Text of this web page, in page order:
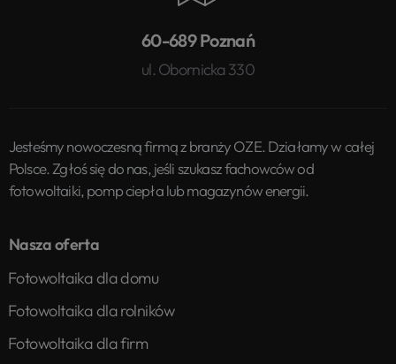
60-689 Poznań
ul. Obornicka 330
Jesteśmy nowoczesną firmą z branży OZE. Działamy w całej
Polsce. Zgłoś się do nas, jeśli szukasz fachowców od
fotowoltaiki, pomp ciepła lub magazynów energii.
Nasza oferta
Fotowoltaika dla domu
Fotowoltaika dla rolników
Fotowoltaika dla firm